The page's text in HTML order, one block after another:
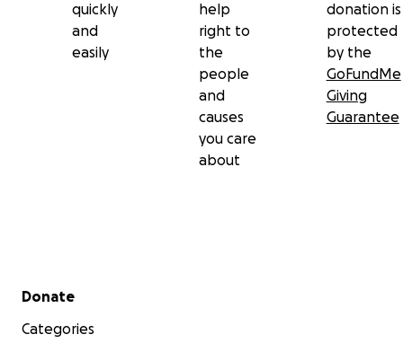
quickly
and
easily
help
right to
the
people
and
causes
you care
about
donation is
protected
by the
GoFundMe
Giving
Guarantee
Secondary menu
Donate
Categories